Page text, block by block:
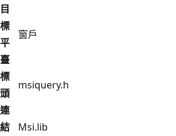
目
標
平
臺
窗戶
標
頭
msiquery.h
連
結
Msi.lib